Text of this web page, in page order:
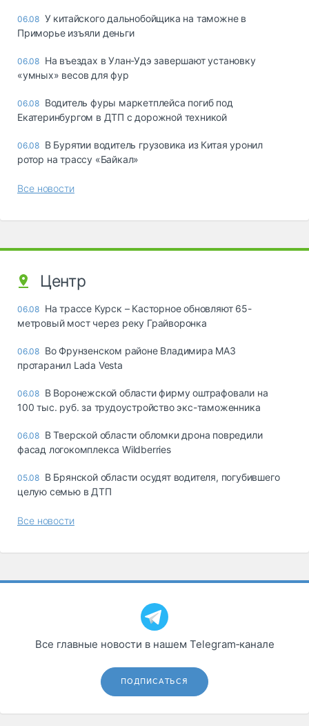
06.08 У китайского дальнобойщика на таможне в
Приморье изъяли деньги
06.08 Ha въeздax в Улaн-Удэ зaвepшaют ycтaнoвкy
«yмныx» вecoв для фyp
06.08 Водитель фуры маркетплейса погиб под
Екатеринбургом в ДТП с дорожной техникой
06.08 В Бурятии водитель грузовика из Китая уронил
ротор на трассу «Байкал»
Все новости
Центр
06.08 На трассе Курск – Касторное обновляют 65-
метровый мост через реку Грайворонка
06.08 Во Фрунзенском районе Владимира МАЗ
протаранил Lada Vesta
06.08 В Воронежской области фирму оштрафовали на
100 тыс. руб. за трудоустройство экс-таможенника
06.08 В Тверской области обломки дрона повредили
фасад логокомплекса Wildberries
05.08 В Брянской области осудят водителя, погубившего
целую семью в ДТП
Все новости
Все главные новости в нашем Telegram‑канале
ПОДПИСАТЬСЯ